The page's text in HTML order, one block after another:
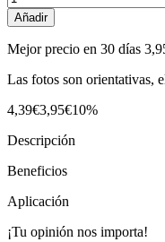
Añadir
Mejor precio en 30 días
Las fotos son orientativas,
4,39€3,95€10%
Descripción
Beneficios
Aplicación
¡Tu opinión nos importa!